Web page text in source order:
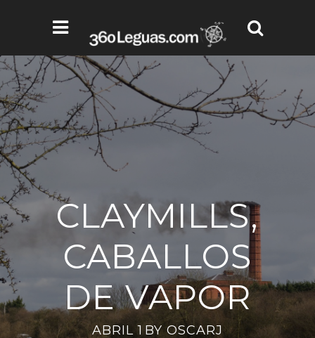
CLAYMILLS,
CABALLOS
DE VAPOR
ABRIL 1 BY OSCARJ